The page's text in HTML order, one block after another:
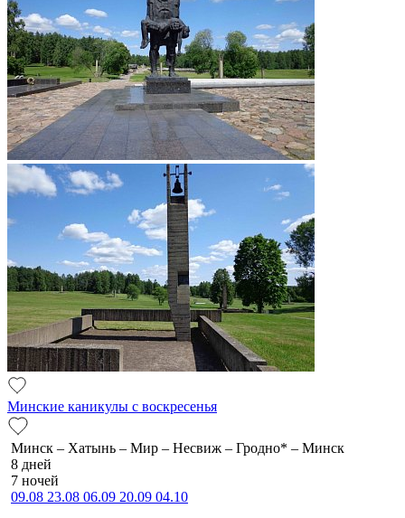
Минские каникулы с воскресенья
Минск – Хатынь – Мир – Несвиж – Гродно* – Минск
8 дней
7 ночей
09.08 23.08 06.09 20.09 04.10